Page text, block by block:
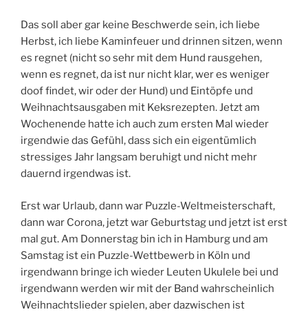
Das soll aber gar keine Beschwerde sein, ich liebe
Herbst, ich liebe Kaminfeuer und drinnen sitzen, wenn
es regnet (nicht so sehr mit dem Hund rausgehen,
wenn es regnet, da ist nur nicht klar, wer es weniger
doof findet, wir oder der Hund) und Eintöpfe und
Weihnachtsausgaben mit Keksrezepten. Jetzt am
Wochenende hatte ich auch zum ersten Mal wieder
irgendwie das Gefühl, dass sich ein eigentümlich
stressiges Jahr langsam beruhigt und nicht mehr
dauernd irgendwas ist.
Erst war Urlaub, dann war Puzzle-Weltmeisterschaft,
dann war Corona, jetzt war Geburtstag und jetzt ist erst
mal gut. Am Donnerstag bin ich in Hamburg und am
Samstag ist ein Puzzle-Wettbewerb in Köln und
irgendwann bringe ich wieder Leuten Ukulele bei und
irgendwann werden wir mit der Band wahrscheinlich
Weihnachtslieder spielen, aber dazwischen ist